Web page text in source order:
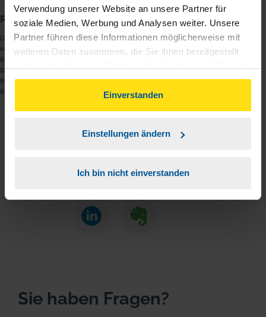
Verwendung unserer Website an unsere Partner für
soziale Medien, Werbung und Analysen weiter. Unsere
Partner führen diese Informationen möglicherweise mit
weiteren Daten zusammen, die Sie ihnen bereitgestellt
gesammelt haben. Indem Sie auf Einverstanden klicken,
können Sie der Verwendung von Cookies, gemäß
unserer
Einverstanden
Einstellungen ändern
Ich bin nicht einverstanden
Redaktion
Dies ist ein redaktioneller Text desRedaktionsteams der VLH. Es erfolgt
keine Beratung zu Themen, die außerhalb der steuerlichen
Beratungsbefugnis eines Lohnsteuerhilfevereins liegen. Eine
Beratungsleistung im konkreten Einzelfall kann nur im Rahmen der
Begründung einer Mitgliedschaft und ausschließlich innerhalb der
Beratungsbefugnis nach § 4 Nr. 11 StBerG erfolgen.
Sie haben Fragen?